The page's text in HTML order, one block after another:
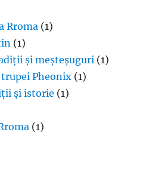
Rroma (1)
(1)
și meșteșuguri (1)
Pheonix (1)
și istorie (1)
(1)